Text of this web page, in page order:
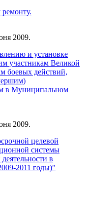
2009.
и установке
участникам Великой
боевых действий,
в Муниципальном
2009.
целевой
системы
в
2011 годы)"